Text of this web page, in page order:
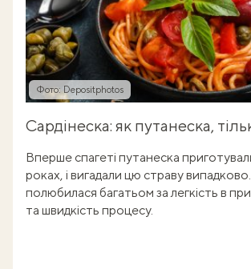
Фото: Depositphotos
Сардінеска: як путанеска,
Вперше спагеті путанеска
роках, і вигадали цю страву
полюбилася багатьом за легкість в
та швидкість процесу.